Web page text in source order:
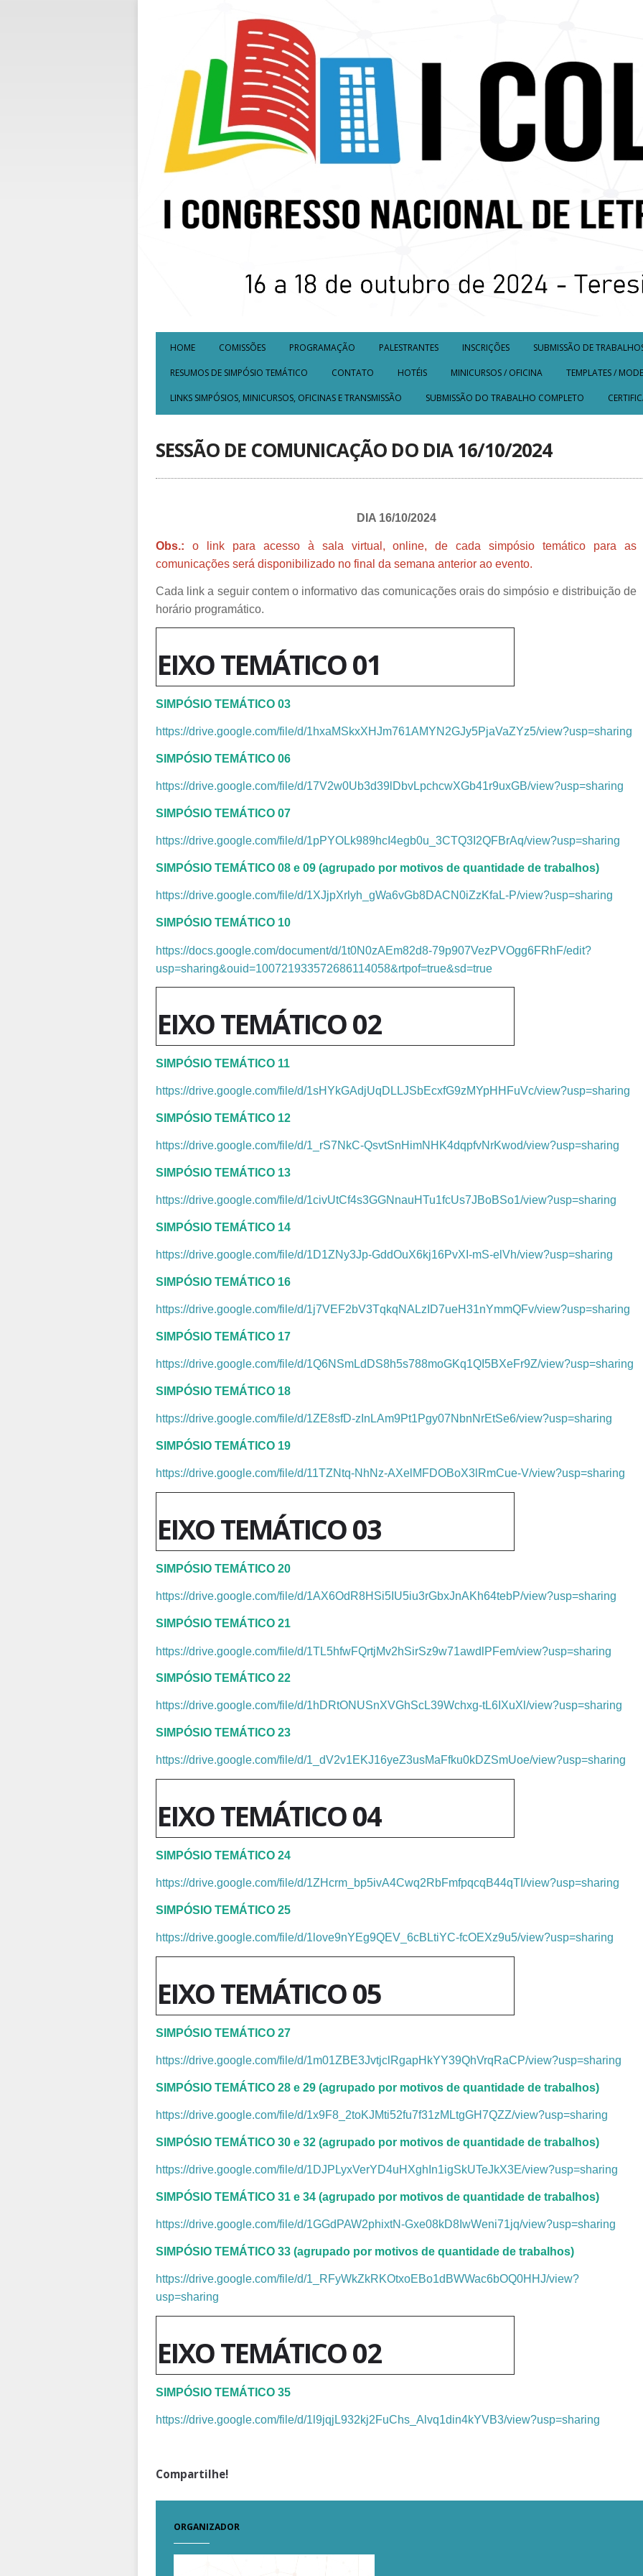
HOME COMISSÕES PROGRAMAÇÃO PALESTRANTES INSCRIÇÕES SUBMISSÃO DE
RESUMOS DE SIMPÓSIO TEMÁTICO CONTATO HOTÉIS MINICURSOS / OFICINA TEMPLATES /
LINKS SIMPÓSIOS, MINICURSOS, OFICINAS E TRANSMISSÃO SUBMISSÃO DO TRABALHO COMPLETO
SESSÃO DE COMUNICAÇÃO DO DIA 16/10/2024
DIA 16/10/2024
Obs.: o link para acesso à sala virtual, online, de cada simpósio temático para as
comunicações será disponibilizado no final da semana anterior ao evento.
Cada link a seguir contem o informativo das comunicações orais do simpósio e distribuição de
horário programático.
EIXO TEMÁTICO 01
SIMPÓSIO TEMÁTICO 03
https://drive.google.com/file/d/1hxaMSkxXHJm761AMYN2GJy5PjaVaZYz5/view?usp=sharing
SIMPÓSIO TEMÁTICO 06
https://drive.google.com/file/d/17V2w0Ub3d39lDbvLpchcwXGb41r9uxGB/view?usp=sharing
SIMPÓSIO TEMÁTICO 07
https://drive.google.com/file/d/1pPYOLk989hcI4egb0u_3CTQ3I2QFBrAq/view?usp=sharing
SIMPÓSIO TEMÁTICO 08 e 09 (agrupado por motivos de quantidade de trabalhos)
https://drive.google.com/file/d/1XJjpXrlyh_gWa6vGb8DACN0iZzKfaL-P/view?usp=sharing
SIMPÓSIO TEMÁTICO 10
https://docs.google.com/document/d/1t0N0zAEm82d8-79p907VezPVOgg6FRhF/edit?
usp=sharing&ouid=100721933572686114058&rtpof=true&sd=true
EIXO TEMÁTICO 02
SIMPÓSIO TEMÁTICO 11
https://drive.google.com/file/d/1sHYkGAdjUqDLLJSbEcxfG9zMYpHHFuVc/view?usp=sharing
SIMPÓSIO TEMÁTICO 12
https://drive.google.com/file/d/1_rS7NkC-QsvtSnHimNHK4dqpfvNrKwod/view?usp=sharing
SIMPÓSIO TEMÁTICO 13
https://drive.google.com/file/d/1civUtCf4s3GGNnauHTu1fcUs7JBoBSo1/view?usp=sharing
SIMPÓSIO TEMÁTICO 14
https://drive.google.com/file/d/1D1ZNy3Jp-GddOuX6kj16PvXI-mS-elVh/view?usp=sharing
SIMPÓSIO TEMÁTICO 16
https://drive.google.com/file/d/1j7VEF2bV3TqkqNALzID7ueH31nYmmQFv/view?usp=sharing
SIMPÓSIO TEMÁTICO 17
https://drive.google.com/file/d/1Q6NSmLdDS8h5s788moGKq1QI5BXeFr9Z/view?usp=sharing
SIMPÓSIO TEMÁTICO 18
https://drive.google.com/file/d/1ZE8sfD-zInLAm9Pt1Pgy07NbnNrEtSe6/view?usp=sharing
SIMPÓSIO TEMÁTICO 19
https://drive.google.com/file/d/11TZNtq-NhNz-AXelMFDOBoX3lRmCue-V/view?usp=sharing
EIXO TEMÁTICO 03
SIMPÓSIO TEMÁTICO 20
https://drive.google.com/file/d/1AX6OdR8HSi5IU5iu3rGbxJnAKh64tebP/view?usp=sharing
SIMPÓSIO TEMÁTICO 21
https://drive.google.com/file/d/1TL5hfwFQrtjMv2hSirSz9w71awdlPFem/view?usp=sharing
SIMPÓSIO TEMÁTICO 22
https://drive.google.com/file/d/1hDRtONUSnXVGhScL39Wchxg-tL6IXuXl/view?usp=sharing
SIMPÓSIO TEMÁTICO 23
https://drive.google.com/file/d/1_dV2v1EKJ16yeZ3usMaFfku0kDZSmUoe/view?usp=sharing
EIXO TEMÁTICO 04
SIMPÓSIO TEMÁTICO 24
https://drive.google.com/file/d/1ZHcrm_bp5ivA4Cwq2RbFmfpqcqB44qTI/view?usp=sharing
SIMPÓSIO TEMÁTICO 25
https://drive.google.com/file/d/1love9nYEg9QEV_6cBLtiYC-fcOEXz9u5/view?usp=sharing
EIXO TEMÁTICO 05
SIMPÓSIO TEMÁTICO 27
https://drive.google.com/file/d/1m01ZBE3JvtjclRgapHkYY39QhVrqRaCP/view?usp=sharing
SIMPÓSIO TEMÁTICO 28 e 29 (agrupado por motivos de quantidade de trabalhos)
https://drive.google.com/file/d/1x9F8_2toKJMti52fu7f31zMLtgGH7QZZ/view?usp=sharing
SIMPÓSIO TEMÁTICO 30 e 32 (agrupado por motivos de quantidade de trabalhos)
https://drive.google.com/file/d/1DJPLyxVerYD4uHXghIn1igSkUTeJkX3E/view?usp=sharing
SIMPÓSIO TEMÁTICO 31 e 34 (agrupado por motivos de quantidade de trabalhos)
https://drive.google.com/file/d/1GGdPAW2phixtN-Gxe08kD8IwWeni71jq/view?usp=sharing
SIMPÓSIO TEMÁTICO 33 (agrupado por motivos de quantidade de trabalhos)
https://drive.google.com/file/d/1_RFyWkZkRKOtxoEBo1dBWWac6bOQ0HHJ/view?
usp=sharing
EIXO TEMÁTICO 02
SIMPÓSIO TEMÁTICO 35
https://drive.google.com/file/d/1l9jqjL932kj2FuChs_Alvq1din4kYVB3/view?usp=sharing
Compartilhe!
ORGANIZADOR